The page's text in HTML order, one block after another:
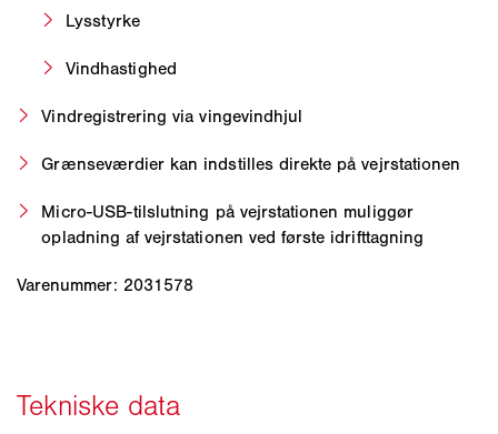
Lysstyrke
Vindhastighed
Vindregistrering via vingevindhjul
Grænseværdier kan indstilles direkte på vejrstationen
Micro-USB-tilslutning på vejrstationen muliggør
opladning af vejrstationen ved første idrifttagning
Varenummer: 2031578